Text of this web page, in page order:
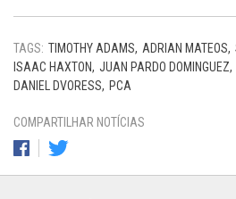
TAGS: TIMOTHY ADAMS ADRIAN MATEOS
ISAAC HAXTON
JUAN PARDO DOMINGUEZ
DANIEL DVORESS
PCA
COMPARTILHAR NOTÍCIAS